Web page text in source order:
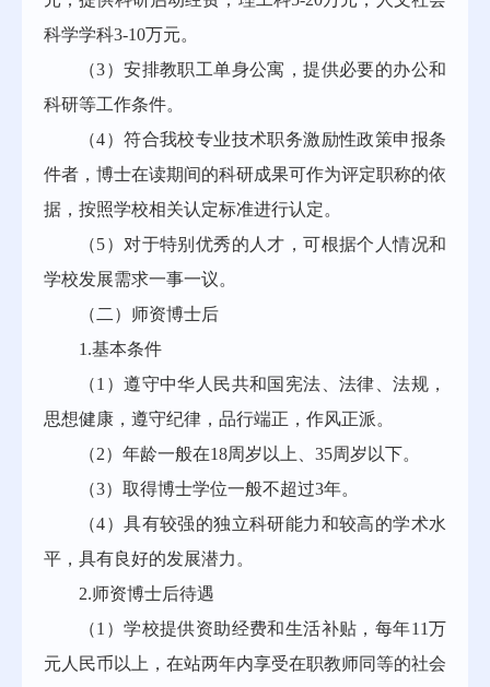
科学学科3-10万元。
（3）安排教职工单身公寓，提供必要的办公和
科研等工作条件。
（4）符合我校专业技术职务激励性政策申报条
件者，博士在读期间的科研成果可作为评定职称的依
据，按照学校相关认定标准进行认定。
（5）对于特别优秀的人才，可根据个人情况和
学校发展需求一事一议。
（二）师资博士后
1.基本条件
（1）遵守中华人民共和国宪法、法律、法规，
思想健康，遵守纪律，品行端正，作风正派。
（2）年龄一般在18周岁以上、35周岁以下。
（3）取得博士学位一般不超过3年。
（4）具有较强的独立科研能力和较高的学术水
平，具有良好的发展潜力。
2.师资博士后待遇
（1）学校提供资助经费和生活补贴，每年11万
元人民币以上，在站两年内享受在职教师同等的社会